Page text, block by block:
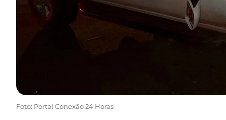
Foto: Portal Conexão 24 Horas